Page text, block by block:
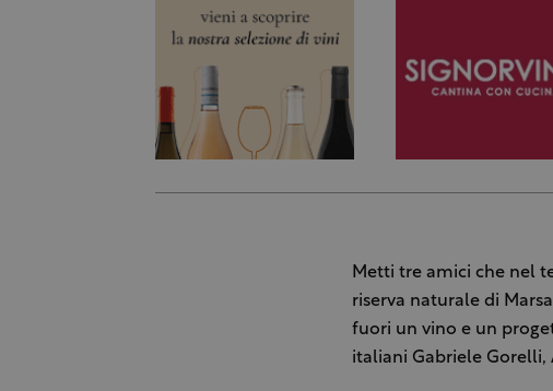
Metti tre amici che nel
riserva naturale di
fuori un vino e un
italiani Gabriele Gorelli,